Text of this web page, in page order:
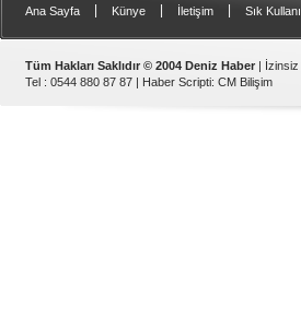
Ana Sayfa Künye İletişim Sık
Tüm Hakları Saklıdır © 2004 Deniz Haber |
Tel : 0544 880 87 87 | Haber Scripti: CM Bilişim